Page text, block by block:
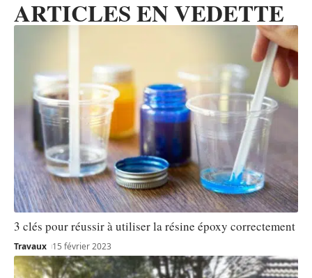
ARTICLES EN VEDETTE
3 clés pour réussir à utiliser la résine époxy correctement
Travaux 15 février 2023